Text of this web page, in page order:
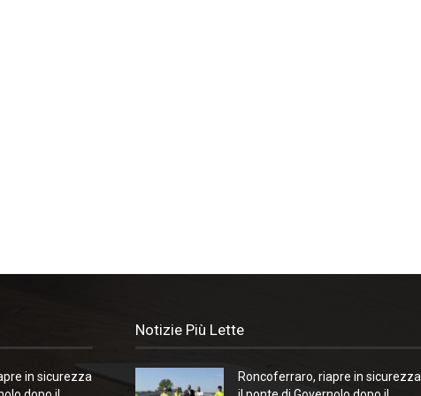
in sicurezza
Notizie Più Lette
Roncoferraro, riapre in sicurezza